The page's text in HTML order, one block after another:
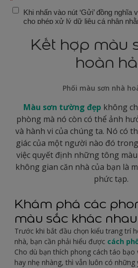
Kết hợp màu
hoàn
Phối màu sơn nhà
Màu sơn tường đẹp không
phòng mà nó còn có thể ảnh
và hành vi của chúng ta. Nó có
giác của một người nào đó
việc quyết định những tông
không gian căn nhà của bạn là
phức tạp.
Khám phá các
màu sắc khác nhau
Trước khi bắt đầu chọn kiểu trang trí
nhà, bạn cần phải hiểu được cách
Cho dù bạn thích phong cách táo
hay nhẹ nhàng, thì vẫn luôn có những